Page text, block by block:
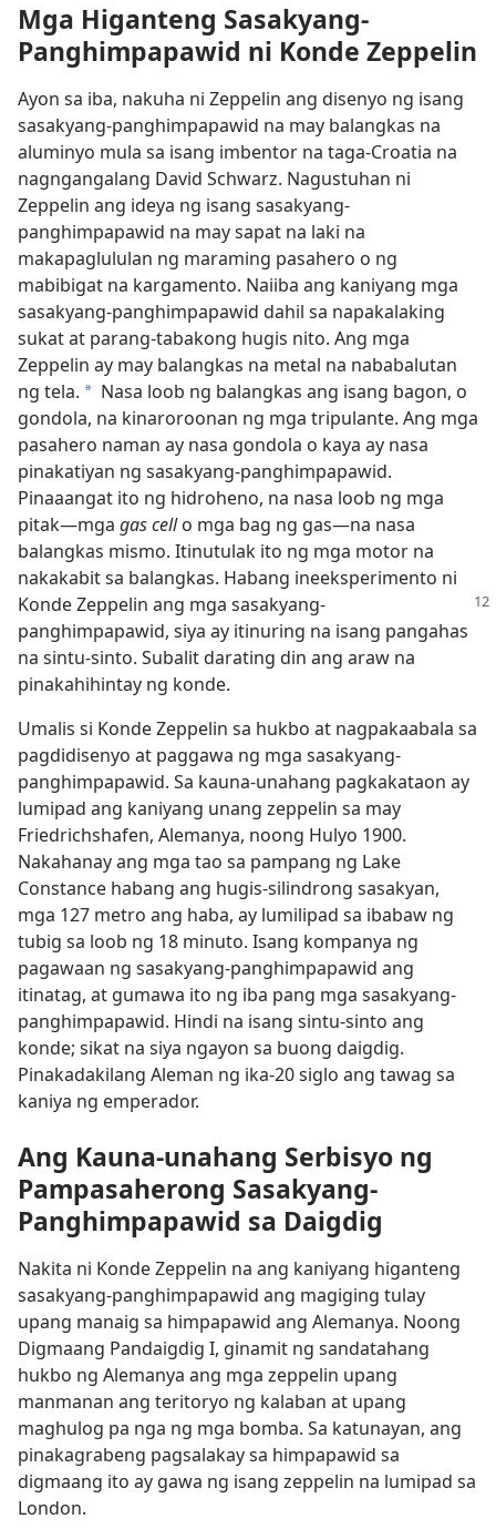
Mga Higanteng Sasakyang-
Panghimpapawid ni Konde Zeppelin
Ayon sa iba, nakuha ni Zeppelin ang disenyo ng isang
sasakyang-panghimpapawid na may balangkas na
aluminyo mula sa isang imbentor na taga-Croatia na
nagngangalang David Schwarz. Nagustuhan ni
Zeppelin ang ideya ng isang sasakyang-
panghimpapawid na may sapat na laki na
makapaglululan ng maraming pasahero o ng
mabibigat na kargamento. Naiiba ang kaniyang mga
sasakyang-panghimpapawid dahil sa napakalaking
sukat at parang-tabakong hugis nito. Ang mga
Zeppelin ay may balangkas na metal na nababalutan
ng tela. a Nasa loob ng balangkas ang isang bagon, o
gondola, na kinaroroonan ng mga tripulante. Ang mga
pasahero naman ay nasa gondola o kaya ay nasa
pinakatiyan ng sasakyang-panghimpapawid.
Pinaaangat ito ng hidroheno, na nasa loob ng mga
pitak​—mga gas cello mga bag ng gas​—na nasa
balangkas mismo. Itinutulak ito ng mga motor na
nakakabit sa balangkas. Habang ineeksperimento ni
Konde Zeppelin ang mga sasakyang-
panghimpapawid, siya ay itinuring na isang pangahas
na sintu-sinto. Subalit darating din ang araw na
pinakahihintay ng konde.
Umalis si Konde Zeppelin sa hukbo at nagpakaabala sa
pagdidisenyo at paggawa ng mga sasakyang-
panghimpapawid. Sa kauna-unahang pagkakataon ay
lumipad ang kaniyang unang zeppelin sa may
Friedrichshafen, Alemanya, noong Hulyo 1900.
Nakahanay ang mga tao sa pampang ng Lake
Constance habang ang hugis-silindrong sasakyan,
mga 127 metro ang haba, ay lumilipad sa ibabaw ng
tubig sa loob ng 18 minuto. Isang kompanya ng
pagawaan ng sasakyang-panghimpapawid ang
itinatag, at gumawa ito ng iba pang mga sasakyang-
panghimpapawid. Hindi na isang sintu-sinto ang
konde; sikat na siya ngayon sa buong daigdig.
Pinakadakilang Aleman ng ika-20 siglo ang tawag sa
kaniya ng emperador.
Ang Kauna-unahang Serbisyo ng
Pampasaherong Sasakyang-
Panghimpapawid sa Daigdig
Nakita ni Konde Zeppelin na ang kaniyang higanteng
sasakyang-panghimpapawid ang magiging tulay
upang manaig sa himpapawid ang Alemanya. Noong
Digmaang Pandaigdig I, ginamit ng sandatahang
hukbo ng Alemanya ang mga zeppelin upang
manmanan ang teritoryo ng kalaban at upang
maghulog pa nga ng mga bomba. Sa katunayan, ang
pinakagrabeng pagsalakay sa himpapawid sa
digmaang ito ay gawa ng isang zeppelin na lumipad sa
London.